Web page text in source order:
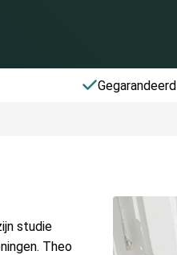
studie
Theo